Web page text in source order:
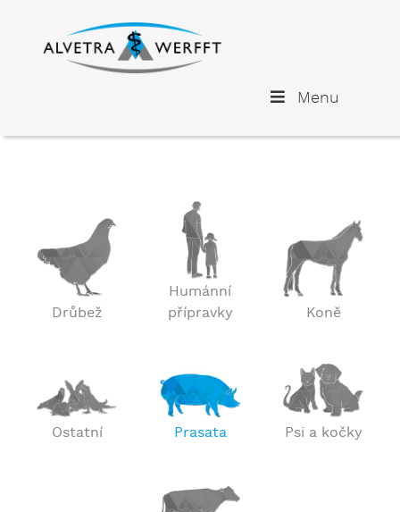
Menu
Drůbež
Humánní
přípravky
Koně
Ostatní Prasata Psi a kočky